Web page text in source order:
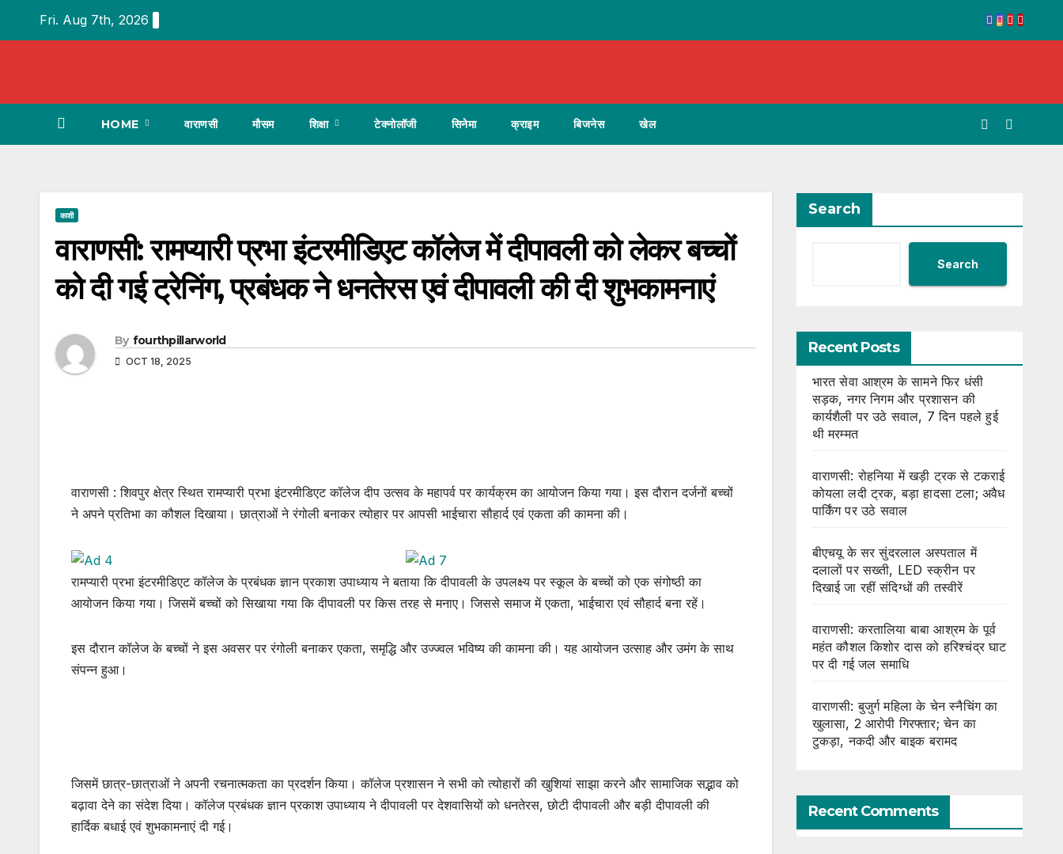
Fri. Aug 7th, 2026
HOME वाराणसी मौसम शिक्षा टेक्नोलॉजी सिनेमा क्राइम बिजनेस खेल
काशी
वाराणसी: रामप्यारी प्रभा इंटरमीडिएट कॉलेज में दीपावली को लेकर बच्चों
को दी गई ट्रेनिंग, प्रबंधक ने धनतेरस एवं दीपावली की दी शुभकामनाएं
By fourthpillarworld
OCT 18, 2025
वाराणसी : शिवपुर क्षेत्र स्थित रामप्यारी प्रभा इंटरमीडिएट कॉलेज दीप उत्सव के महापर्व पर कार्यक्रम का आयोजन किया गया। इस दौरान दर्जनों बच्चों
ने अपने प्रतिभा का कौशल दिखाया। छात्राओं ने रंगोली बनाकर त्योहार पर आपसी भाईचारा सौहार्द एवं एकता की कामना की।
रामप्यारी प्रभा इंटरमीडिएट कॉलेज के प्रबंधक ज्ञान प्रकाश उपाध्याय ने बताया कि दीपावली के उपलक्ष्य पर स्कूल के बच्चों को एक संगोष्ठी का
आयोजन किया गया। जिसमें बच्चों को सिखाया गया कि दीपावली पर किस तरह से मनाए। जिससे समाज में एकता, भाईचारा एवं सौहार्द बना रहें।
इस दौरान कॉलेज के बच्चों ने इस अवसर पर रंगोली बनाकर एकता, समृद्धि और उज्ज्वल भविष्य की कामना की। यह आयोजन उत्साह और उमंग के साथ
संपन्न हुआ।
जिसमें छात्र-छात्राओं ने अपनी रचनात्मकता का प्रदर्शन किया। कॉलेज प्रशासन ने सभी को त्योहारों की खुशियां साझा करने और सामाजिक सद्भाव को
बढ़ावा देने का संदेश दिया। कॉलेज प्रबंधक ज्ञान प्रकाश उपाध्याय ने दीपावली पर देशवासियों को धनतेरस, छोटी दीपावली और बड़ी दीपावली की
हार्दिक बधाई एवं शुभकामनाएं दी गई।
Search
Search
Recent Posts
भारत सेवा आश्रम के सामने फिर धंसी
सड़क, नगर निगम और प्रशासन की
कार्यशैली पर उठे सवाल, 7 दिन पहले हुई
थी मरम्मत
वाराणसी: रोहनिया में खड़ी ट्रक से टकराई
कोयला लदी ट्रक, बड़ा हादसा टला; अवैध
पार्किंग पर उठे सवाल
बीएचयू के सर सुंदरलाल अस्पताल में
दलालों पर सख्ती, LED स्क्रीन पर
दिखाई जा रहीं संदिग्धों की तस्वीरें
वाराणसी: करतालिया बाबा आश्रम के पूर्व
महंत कौशल किशोर दास को हरिश्चंद्र घाट
पर दी गई जल समाधि
वाराणसी: बुजुर्ग महिला के चेन स्नैचिंग का
खुलासा, 2 आरोपी गिरफ्तार; चेन का
टुकड़ा, नकदी और बाइक बरामद
Recent Comments